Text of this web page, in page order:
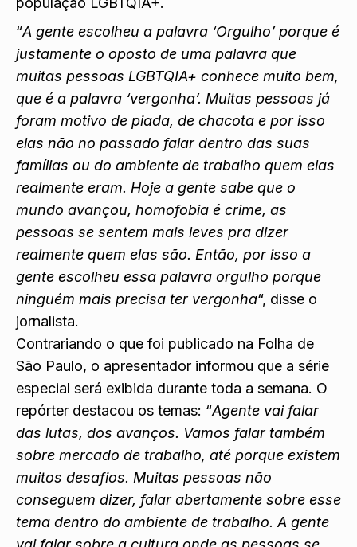
“A gente escolheu a palavra ‘Orgulho’ porque é
justamente o oposto de uma palavra que
muitas pessoas LGBTQIA+ conhece muito bem,
que é a palavra ‘vergonha’. Muitas pessoas já
foram motivo de piada, de chacota e por isso
elas não no passado falar dentro das suas
famílias ou do ambiente de trabalho quem elas
realmente eram. Hoje a gente sabe que o
mundo avançou, homofobia é crime, as
pessoas se sentem mais leves pra dizer
realmente quem elas são. Então, por isso a
gente escolheu essa palavra orgulho porque
ninguém mais precisa ter vergonha
jornalista.
Contrariando o que foi publicado na Folha de
São Paulo, o apresentador informou que a série
especial será exibida durante toda a semana. O
repórter destacou os temas: “ Agente vai falar
das lutas, dos avanços. Vamos falar também
sobre mercado de trabalho, até porque existem
muitos desafios. Muitas pessoas não
conseguem dizer, falar abertamente sobre esse
tema dentro do ambiente de trabalho. A gente